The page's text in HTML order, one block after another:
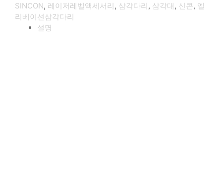
SINCON, 레이저레벨액세서리, 삼각다리, 삼각대, 신콘, 엘
리베이션삼각다리
설명